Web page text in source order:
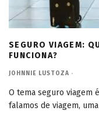
SEGURO VIAGEM:
FUNCIONA?
JOHNNIE LUSTOZA ·
O tema seguro viagem
falamos de viagem,